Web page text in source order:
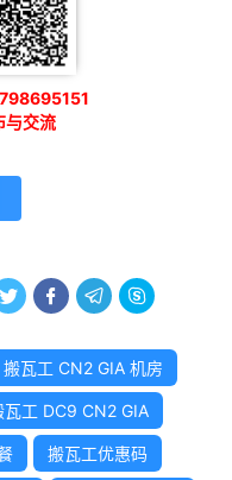
与交流
   
搬瓦工 CN2 GIA 机房
瓦工 DC9 CN2 GIA
搬瓦工优惠码